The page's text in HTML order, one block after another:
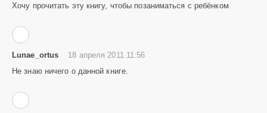
Хочу прочитать эту книгу, чтобы позаниматься с ребёнком
Lunae_ortus
18 апреля 2011 11:56
Не знаю ничего о данной книге.